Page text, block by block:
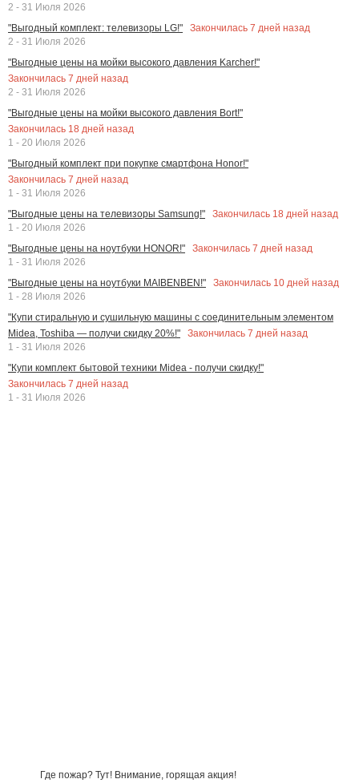
2 - 31 Июля 2026
"Выгодный комплект: телевизоры LG!"
Закончилась 7 дней назад
2 - 31 Июля 2026
"Выгодные цены на мойки высокого давления Karcher!"
Закончилась 7 дней назад
2 - 31 Июля 2026
"Выгодные цены на мойки высокого давления Bort!"
Закончилась 18 дней назад
1 - 20 Июля 2026
"Выгодный комплект при покупке смартфона Honor!"
Закончилась 7 дней назад
1 - 31 Июля 2026
"Выгодные цены на телевизоры Samsung!"
Закончилась 18 дней назад
1 - 20 Июля 2026
"Выгодные цены на ноутбуки HONOR!"
Закончилась 7 дней назад
1 - 31 Июля 2026
"Выгодные цены на ноутбуки MAIBENBEN!"
Закончилась 10 дней назад
1 - 28 Июля 2026
"Купи стиральную и сушильную машины с соединительным элементом
Midea, Toshiba — получи скидку 20%!"
Закончилась 7 дней назад
1 - 31 Июля 2026
"Купи комплект бытовой техники Midea - получи скидку!"
Закончилась 7 дней назад
1 - 31 Июля 2026
Где пожар? Тут! Внимание, горящая акция!